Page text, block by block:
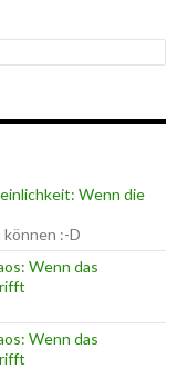
Wenn die
können :-D
Wenn das
Wenn das